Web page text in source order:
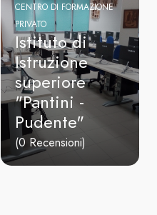
CENTRO DI FORMAZIONE
PRIVATO
Istituto di
Istruzione
superiore
"Pantini -
Pudente"
(0 Recensioni)